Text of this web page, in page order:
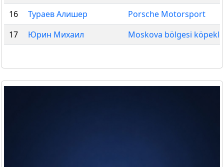
16
Тураев Алишер
Porsche Motorsport
17
Юрин Михаил Moskova bölgesi